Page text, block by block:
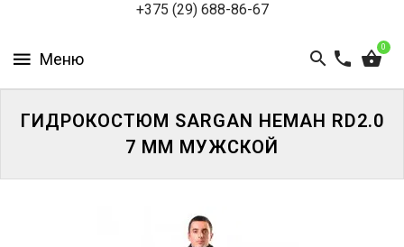
+375 (29) 688-86-67
0
ОПТИКА
ЭКИПИРОВКА
И
ГИДРОКОСТЮМ SARGAN НЕМАН RD2.0
7 ММ МУЖСКОЙ